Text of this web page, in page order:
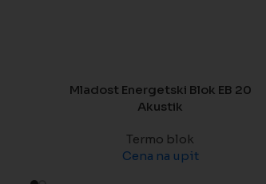
Mladost Energetski Blok EB 20
Akustik
Termo blok
Cena na upit